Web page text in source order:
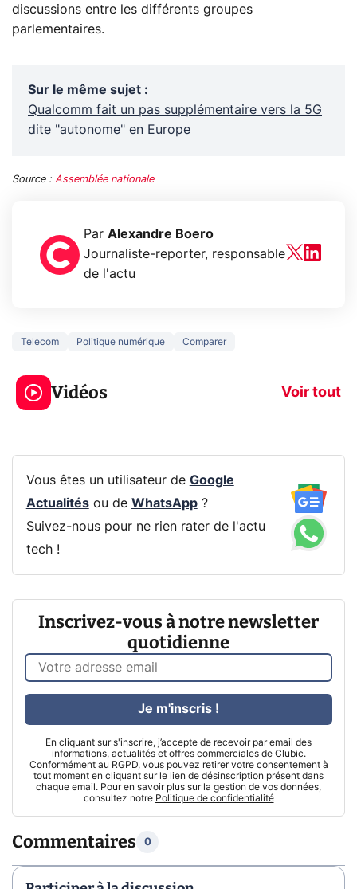
discussions entre les différents groupes
parlementaires.
Sur le même sujet :
Qualcomm fait un pas supplémentaire vers la 5G
dite "autonome" en Europe
Source : Assemblée nationale
Par Alexandre Boero
Journaliste-reporter, responsable
de l'actu
Telecom Politique numérique Comparer
Vidéos Voir tout
3 écrans en 1 pour
319€ ? Voici L'AOC
CQ32G4ZA !
prochaine
Vous êtes un utilisateur de Google
Actualitésou de WhatsApp?
Suivez-nous pour ne rien rater de l'actu
tech !
Inscrivez-vous à notre newsletter
quotidienne
En cliquant sur s'inscrire, j’accepte de recevoir par email des
informations, actualités et offres commerciales de Clubic.
Conformément au RGPD, vous pouvez retirer votre consentement à
tout moment en cliquant sur le lien de désinscription présent dans
chaque email. Pour en savoir plus sur la gestion de vos données,
consultez notre Politique de confidentialité
Je m'inscris !
Commentaires 0